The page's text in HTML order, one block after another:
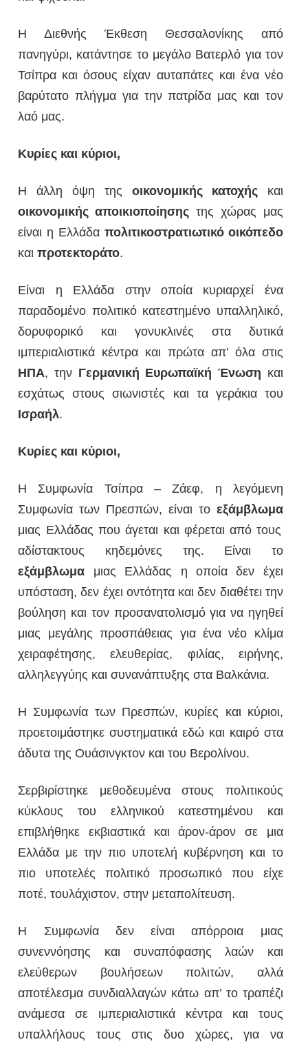
Η Διεθνής Έκθεση Θεσσαλονίκης από
πανηγύρι, κατάντησε το μεγάλο Βατερλό για τον
Τσίπρα και όσους είχαν αυταπάτες και ένα νέο
βαρύτατο πλήγμα για την πατρίδα μας και τον
λαό μας.
Κυρίες και κύριοι,
Η άλλη όψη της οικονομικής κατοχήςκαι
οικονομικής αποικιοποίησης της χώρας μας
είναι η Ελλάδα πολιτικοστρατιωτικό οικόπεδο
καιπροτεκτοράτο.
Είναι η Ελλάδα στην οποία κυριαρχεί ένα
παραδομένο πολιτικό κατεστημένο υπαλληλικό,
δορυφορικό και γονυκλινές στα δυτικά
ιμπεριαλιστικά κέντρα και πρώτα απ’ όλα στις
ΗΠΑ, την Γερμανική Ευρωπαϊκή Ένωση και
εσχάτως στους σιωνιστές και τα γεράκια του
Ισραήλ.
Κυρίες και κύριοι,
Η Συμφωνία Τσίπρα – Ζάεφ, η λεγόμενη
Συμφωνία των Πρεσπών, είναι το εξάμβλωμα
μιας Ελλάδας που άγεται και φέρεται από τους
αδίστακτους κηδεμόνες της. Είναι το
εξάμβλωμα μιας Ελλάδας η οποία δεν έχει
υπόσταση, δεν έχει οντότητα και δεν διαθέτει την
βούληση και τον προσανατολισμό για να ηγηθεί
μιας μεγάλης προσπάθειας για ένα νέο κλίμα
χειραφέτησης, ελευθερίας, φιλίας, ειρήνης,
αλληλεγγύης και συνανάπτυξης στα Βαλκάνια.
Η Συμφωνία των Πρεσπών, κυρίες και κύριοι,
προετοιμάστηκε συστηματικά εδώ και καιρό στα
άδυτα της Ουάσινγκτον και του Βερολίνου.
Σερβιρίστηκε μεθοδευμένα στους πολιτικούς
κύκλους του ελληνικού κατεστημένου και
επιβλήθηκε εκβιαστικά και άρον-άρον σε μια
Ελλάδα με την πιο υποτελή κυβέρνηση και το
πιο υποτελές πολιτικό προσωπικό που είχε
ποτέ, τουλάχιστον, στην μεταπολίτευση.
Η Συμφωνία δεν είναι απόρροια μιας
συνεννόησης και συναπόφασης λαών και
ελεύθερων βουλήσεων πολιτών, αλλά
αποτέλεσμα συνδιαλλαγών κάτω απ’ το τραπέζι
ανάμεσα σε ιμπεριαλιστικά κέντρα και τους
υπαλλήλους τους στις δυο χώρες, για να